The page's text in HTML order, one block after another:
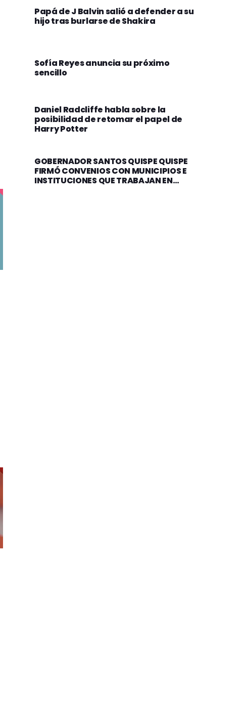
Papá de J Balvin salió a defender a su
hijo tras burlarse de Shakira
Sofía Reyes anuncia su próximo
sencillo
Daniel Radcliffe habla sobre la
posibilidad de retomar el papel de
Harry Potter
GOBERNADOR SANTOS QUISPE QUISPE
FIRMÓ CONVENIOS CON MUNICIPIOS E
INSTITUCIONES QUE TRABAJAN EN